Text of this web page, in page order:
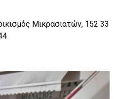
Μικρασιατών, 152 33